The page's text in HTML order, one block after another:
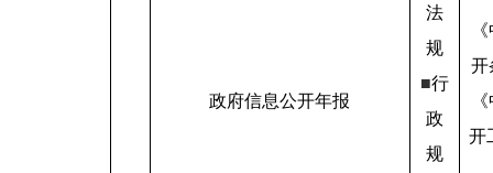
政府信息公开年报
法
规
■行
政
规
开
开